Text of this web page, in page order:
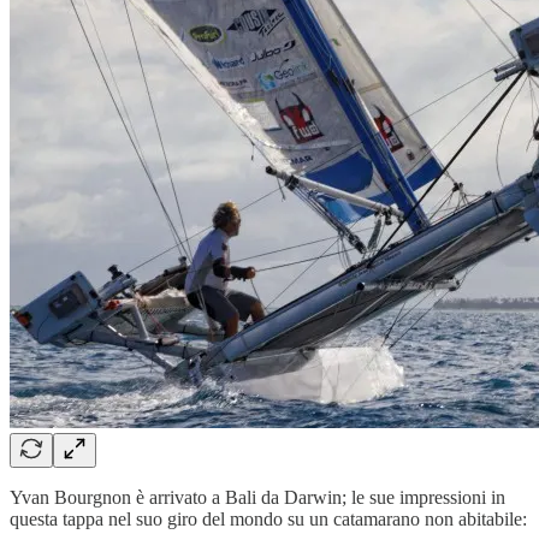
Yvan Bourgnon è arrivato a Bali da Darwin; le sue impressioni in
questa tappa nel suo giro del mondo su un catamarano non abitabile: